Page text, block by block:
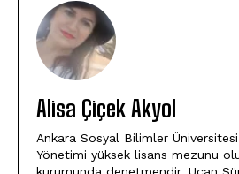
Alisa Çiçek Akyol
Ankara Sosyal Bilimler
Yönetimi yüksek lisans mezunu
kurumunda denetmendir. Uçan